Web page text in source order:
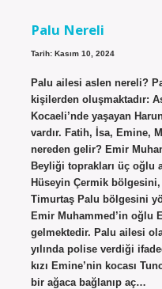
Palu Nereli
Tarih: Kasım 10, 2024
Palu ailesi aslen nereli?
kişilerden oluşmaktadır:
Kocaeli’nde yaşayan
vardır. Fatih, İsa, Emine,
nereden gelir? Emir
Beyliği toprakları üç oğlu
Hüseyin Çermik
Timurtaş Palu bölgesini
Emir Muhammed’in oğlu
gelmektedir. Palu ailesi
yılında polise verdiği
kızı Emine’nin kocası
bir ağaca bağlanıp aç…